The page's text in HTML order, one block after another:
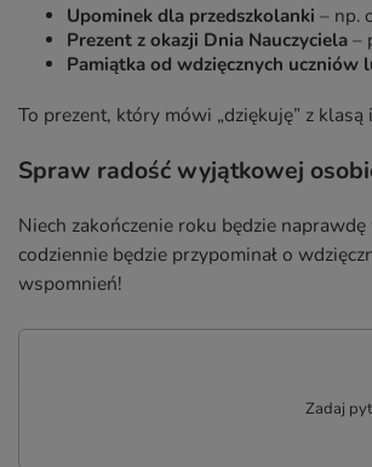
Upominek dla przedszkolanki – np.
Prezent z okazji Dnia Nauczyciela –
Pamiątka od wdzięcznych uczniów
To prezent, który mówi „dziękuję” z klasą
Spraw radość wyjątkowej
Niech zakończenie roku będzie
codziennie będzie przypominał o
wspomnień!
Zadaj